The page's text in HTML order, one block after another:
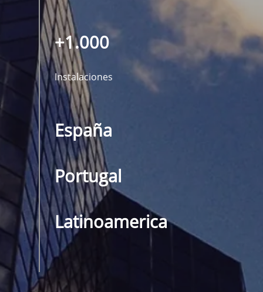
+1.000
Instalaciones
España
Portugal
Latinoamerica